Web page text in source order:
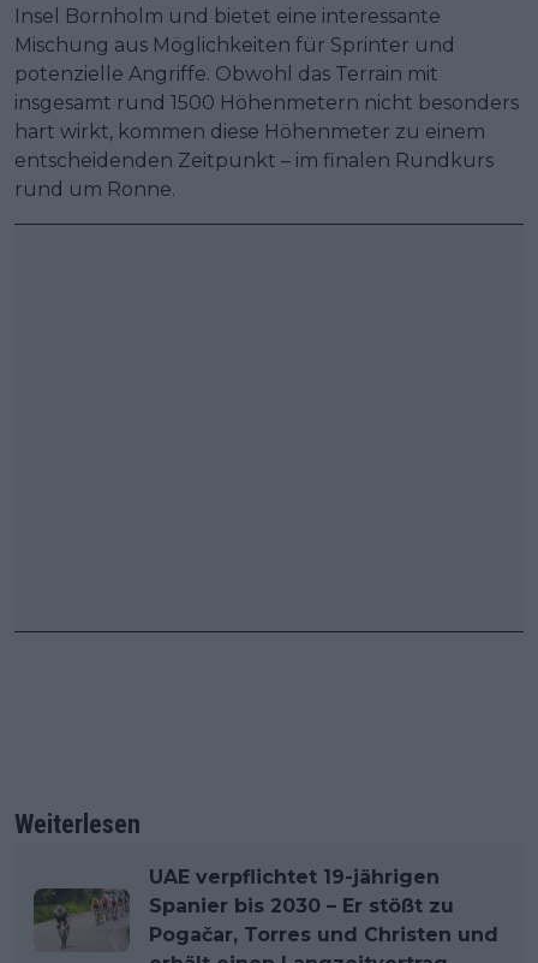
Insel Bornholm und bietet eine interessante
Mischung aus Möglichkeiten für Sprinter und
potenzielle Angriffe. Obwohl das Terrain mit
insgesamt rund 1500 Höhenmetern nicht besonders
hart wirkt, kommen diese Höhenmeter zu einem
entscheidenden Zeitpunkt – im finalen Rundkurs
rund um Ronne.
Weiterlesen
UAE verpflichtet 19-jährigen
Spanier bis 2030 – Er stößt zu
Pogačar, Torres und Christen und